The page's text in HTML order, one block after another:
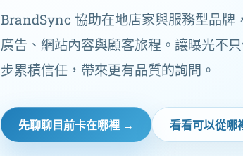
BrandSync 協助在地店家與服務型品牌
廣告、網站內容與顧客旅程。讓曝光不
步累積信任，帶來更有品質的詢問。
先聊聊目前卡在哪裡 → 看看可以從哪